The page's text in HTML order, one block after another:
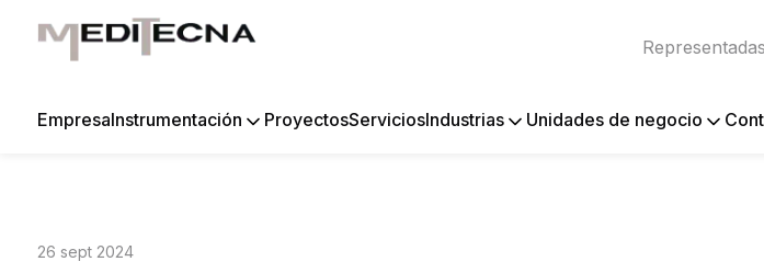
Representadas
EmpresaInstrumentación ProyectosServiciosIndustrias Unidades de negocio
26 sept 2024